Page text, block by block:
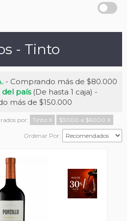
- Tinto
- Comprando más de $80.000
del país(De hasta 1 caja) -
más de $150.000
por: Tinto X $3000 a $6000 X
Ordenar Por: